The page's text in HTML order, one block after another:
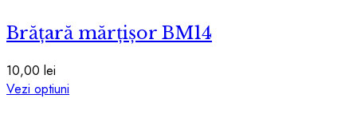
Brățară mărțișor BM14
10,00 lei
Vezi optiuni